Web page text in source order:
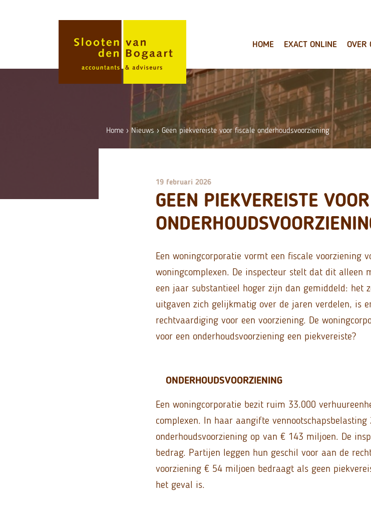
HOME EXACT ONLINE OVER
Home › Nieuws › Geen piekvereiste voor fiscale onderhoudsvoorziening
19 februari 2026
GEEN PIEKVEREISTE
Een woningcorporatie vormt een fiscale voorziening
woningcomplexen. De inspecteur stelt dat dit alleen
een jaar substantieel hoger zijn dan gemiddeld: het
uitgaven zich gelijkmatig over de jaren verdelen, is
rechtvaardiging voor een voorziening. De
voor een onderhoudsvoorziening een piekvereiste?
ONDERHOUDSVOORZIENING
Een woningcorporatie bezit ruim 33.000
complexen. In haar aangifte
onderhoudsvoorziening op van € 143 miljoen. De
bedrag. Partijen leggen hun geschil voor aan de
voorziening € 54 miljoen bedraagt als geen
het geval is.